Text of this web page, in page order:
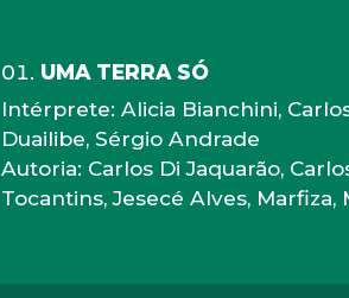
UMA TERRA SÓ
Intérprete: Alicia Bianchini,
Duailibe, Sérgio Andrade
Autoria: Carlos Di Jaquarão,
Tocantins, Jesecé Alves,